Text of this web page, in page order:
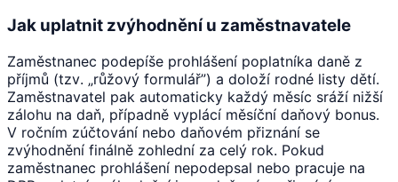
Jak uplatnit zvýhodnění u zaměstnavatele
Zaměstnanec podepíše prohlášení poplatníka daně z
příjmů (tzv. „růžový formulář”) a doloží rodné listy dětí.
Zaměstnavatel pak automaticky každý měsíc sráží nižší
zálohu na daň, případně vyplácí měsíční daňový bonus.
V ročním zúčtování nebo daňovém přiznání se
zvýhodnění finálně zohlední za celý rok. Pokud
zaměstnanec prohlášení nepodepsal nebo pracuje na